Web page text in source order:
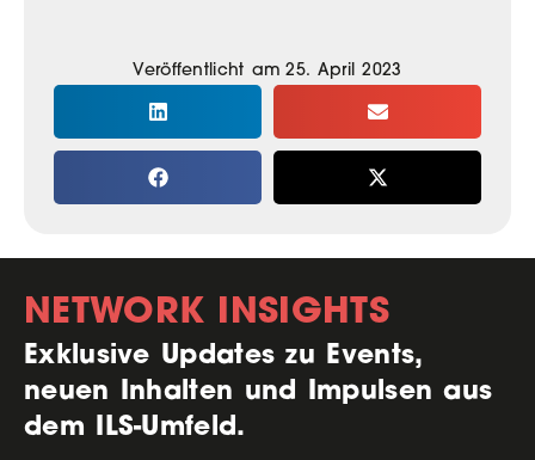
Veröffentlicht am 25. April 2023
NETWORK INSIGHTS
Exklusive Updates zu Events,
neuen Inhalten und Impulsen aus
dem ILS-Umfeld.